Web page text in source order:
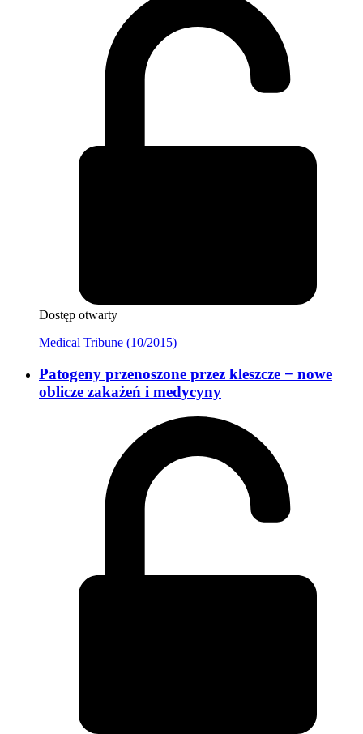
Dostęp otwarty
Medical Tribune (10/2015)
Patogeny przenoszone przez kleszcze − nowe
oblicze zakażeń i medycyny